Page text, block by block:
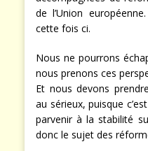
de l’Union
cette fois ci.
Nous ne pourrons
nous prenons ces
Et nous devons
au sérieux, puisque
parvenir à la stabilité
donc le sujet des